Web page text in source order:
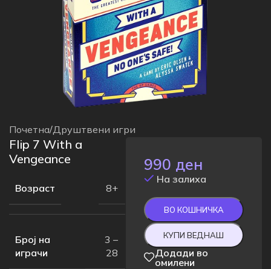
Почетна/Друштвени игри
Flip 7 With a
Vengeance
Возраст 8+
Број на
играчи
3 –
28
990 ден
На залиха
ВО КОШНИЧКА
КУПИ ВЕДНАШ
Додади во
омилени